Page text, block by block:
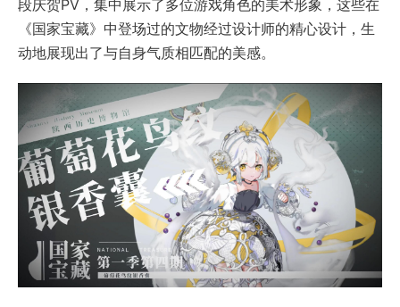
段庆贺PV，集中展示了多位游戏角色的美术形象，这些在
《国家宝藏》中登场过的文物经过设计师的精心设计，生
动地展现出了与自身气质相匹配的美感。